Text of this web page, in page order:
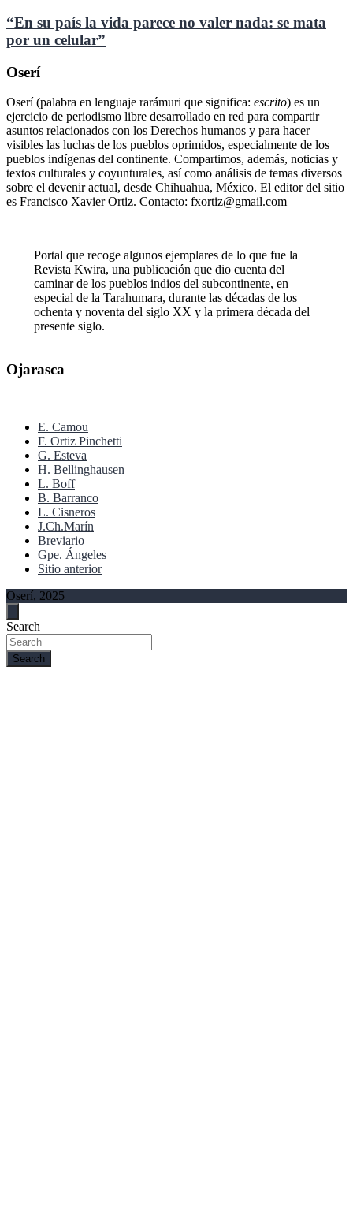
“En su país la vida parece no valer nada: se mata
por un celular”
Oserí
Oserí (palabra en lenguaje rarámuri que significa: escrito) es un
ejercicio de periodismo libre desarrollado en red para compartir
asuntos relacionados con los Derechos humanos y para hacer
visibles las luchas de los pueblos oprimidos, especialmente de los
pueblos indígenas del continente. Compartimos, además, noticias y
textos culturales y coyunturales, así como análisis de temas diversos
sobre el devenir actual, desde Chihuahua, México. El editor del sitio
es Francisco Xavier Ortiz. Contacto: fxortiz@gmail.com
Portal que recoge algunos ejemplares de lo que fue la
Revista Kwira, una publicación que dio cuenta del
caminar de los pueblos indios del subcontinente, en
especial de la Tarahumara, durante las décadas de los
ochenta y noventa del siglo XX y la primera década del
presente siglo.
Ojarasca
E. Camou
F. Ortiz Pinchetti
G. Esteva
H. Bellinghausen
L. Boff
B. Barranco
L. Cisneros
J.Ch.Marín
Breviario
Gpe. Ángeles
Sitio anterior
Oserí, 2025
Search
Search